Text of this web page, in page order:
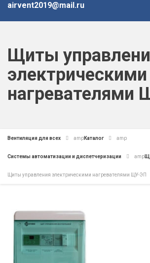
airvent2019@mail.ru
Щиты
электрическими
нагревателями
Вентиляция для всех ampКаталог amp
Системы автоматизации и диспетчеризации amp
Щиты управления электрическими нагревателями ЩУ-ЭП